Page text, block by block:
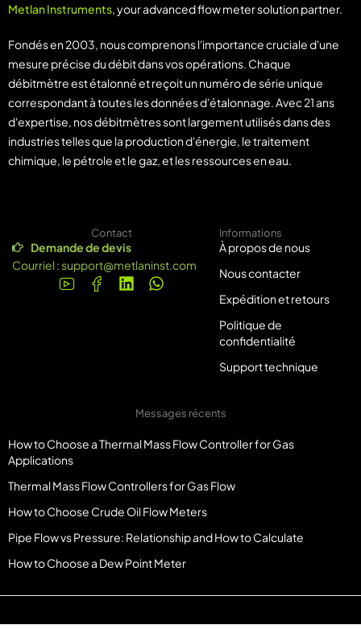
Metlan Instruments , your advanced flow meter solution partner.
Fondés en 2003, nous comprenons l'importance cruciale d'une
mesure précise du débit dans vos opérations. Chaque
débitmètre est étalonné et reçoit un numéro de série unique
correspondant à toutes les données d'étalonnage. Avec 21 ans
d'expertise, nos débitmètres sont largement utilisés dans des
industries telles que la production d'énergie, le traitement
chimique, le pétrole et le gaz, et les ressources en eau.
Contact
Demande de devis
Courriel : support@metlaninst.com
Informations
À propos de nous
Nous contacter
Expédition et retours
Politique de
confidentialité
Support technique
Messages récents
How to Choose a Thermal Mass Flow Controller for Gas
Applications
Thermal Mass Flow Controllers for Gas Flow
How to Choose Crude Oil Flow Meters
Pipe Flow vs Pressure: Relationship and How to Calculate
How to Choose a Dew Point Meter